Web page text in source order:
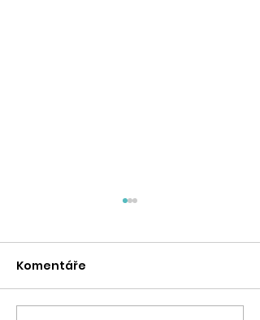
Komentáře